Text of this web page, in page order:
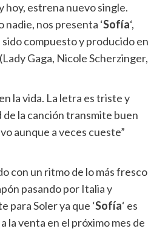
hoy, estrena nuevo single.
nadie, nos presenta ‘Sofía‘,
compuesto y producido en
(Lady Gaga, Nicole Scherzinger,
la vida. La letra es triste y
de la canción transmite buen
aunque a veces cueste”
con un ritmo de lo más fresco
pasando por Italia y
para Soler ya que ‘Sofía‘ es
la venta en el próximo mes de